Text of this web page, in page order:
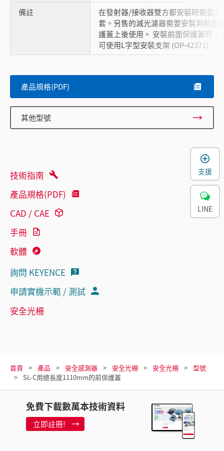
備註
在發射器/接收器雙方都安裝時需要2
套。另售的減光濾器需要安裝到前面
護蓋上後使用。 安裝前面保護蓋時，
可使用L字型安裝支架 (OP-42371) 。
產品規格(PDF)
其他型號
技術指南
產品規格(PDF)
CAD / CAE
手冊
軟體
詢問 KEYENCE
申請實機示範 / 測試
安全光柵
首頁 產品 安全感測器 安全光柵 安全光柵
型號
SL-C用總長度1110mm的前保護蓋
免費下載數萬本技術資料
立即註冊!
支援
LINE